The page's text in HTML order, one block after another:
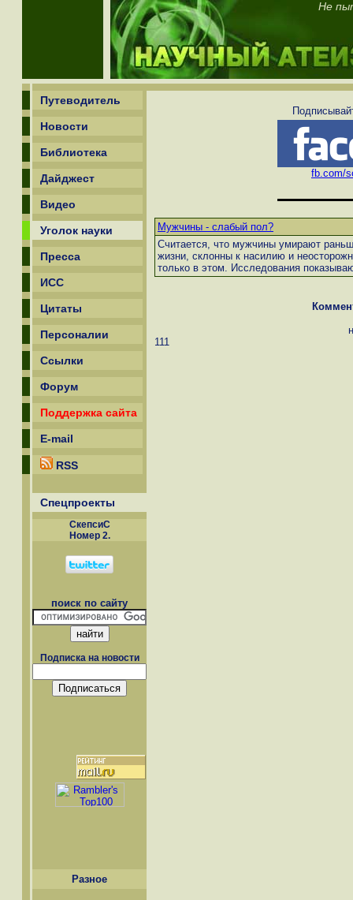
Не
Путеводитель
Новости
Библиотека
Дайджест
Видео
Уголок науки
Пресса
ИСС
Цитаты
Персоналии
Ссылки
Форум
Поддержка сайта
E-mail
RSS
Спецпроекты
СкепсиС
Номер 2.
поиск по сайту
Подписка на новости
Разное
fb.com/
Мужчины - слабый пол?
Считается, что мужчины умирают
жизни, склонны к насилию и
только в этом. Исследования
111